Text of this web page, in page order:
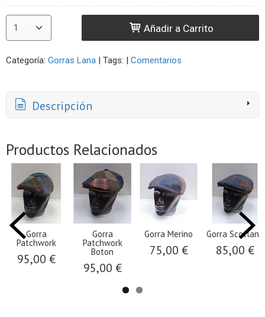
Añadir a Carrito
Categoría: Gorras Lana Tags: Comentarios
Descripción
Productos Relacionados
Gorra
Patchwork
95,00 €
Gorra
Patchwork
Boton
95,00 €
Gorra Merino
75,00 €
Gorra Scotland
85,00 €